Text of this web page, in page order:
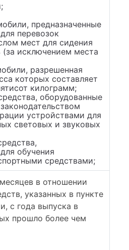
предназначенные
перевозок
мест для сидения
исключением места
разрешенная
которых составляет
килограмм;
оборудованные
устройствами для
световых и звуковых
обучения
средствами;
в отношении
указанных в пункте
с года выпуска в
прошло более чем